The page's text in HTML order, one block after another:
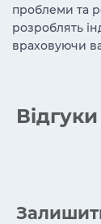
проблеми та
розроблять
враховуючи
Вiдгуки